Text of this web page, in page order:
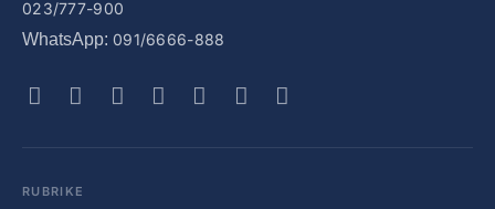
023/777-900
WhatsApp: 091/6666-888
RUBRIKE